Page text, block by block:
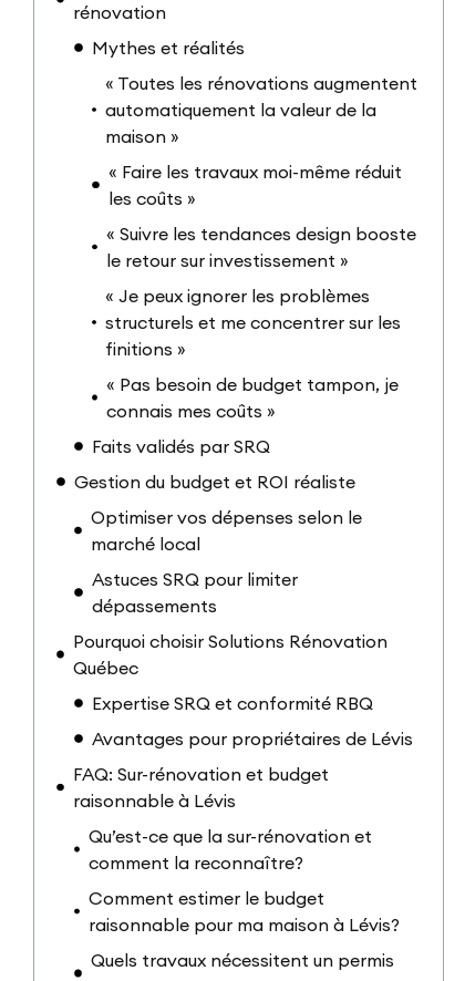
rénovation
Mythes et réalités
« Toutes les rénovations augmentent
automatiquement la valeur de la
maison »
« Faire les travaux moi-même réduit
les coûts »
« Suivre les tendances design booste
le retour sur investissement »
« Je peux ignorer les problèmes
structurels et me concentrer sur les
finitions »
« Pas besoin de budget tampon, je
connais mes coûts »
Faits validés par SRQ
Gestion du budget et ROI réaliste
Optimiser vos dépenses selon le
marché local
Astuces SRQ pour limiter
dépassements
Pourquoi choisir Solutions Rénovation
Québec
Expertise SRQ et conformité RBQ
Avantages pour propriétaires de Lévis
FAQ: Sur-rénovation et budget
raisonnable à Lévis
Qu’est-ce que la sur-rénovation et
comment la reconnaître?
Comment estimer le budget
raisonnable pour ma maison à Lévis?
Quels travaux nécessitent un permis